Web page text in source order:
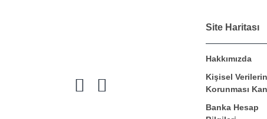
Site Haritası
Hakkımızda
Kişisel Verilerin
Korunması
Banka Hesap